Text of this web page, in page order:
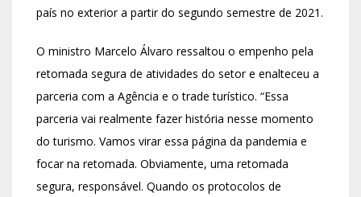
país no exterior a partir do segundo semestre de 2021.
O ministro Marcelo Álvaro ressaltou o empenho pela
retomada segura de atividades do setor e enalteceu a
parceria com a Agência e o trade turístico. “Essa
parceria vai realmente fazer história nesse momento
do turismo. Vamos virar essa página da pandemia e
focar na retomada. Obviamente, uma retomada
segura, responsável. Quando os protocolos de